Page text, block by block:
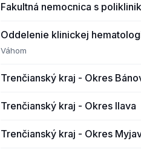
Fakultná nemocnica s
Oddelenie klinickej
Váhom
Trenčianský kraj - Okres
Trenčianský kraj - Okres Ilava
Trenčianský kraj - Okres